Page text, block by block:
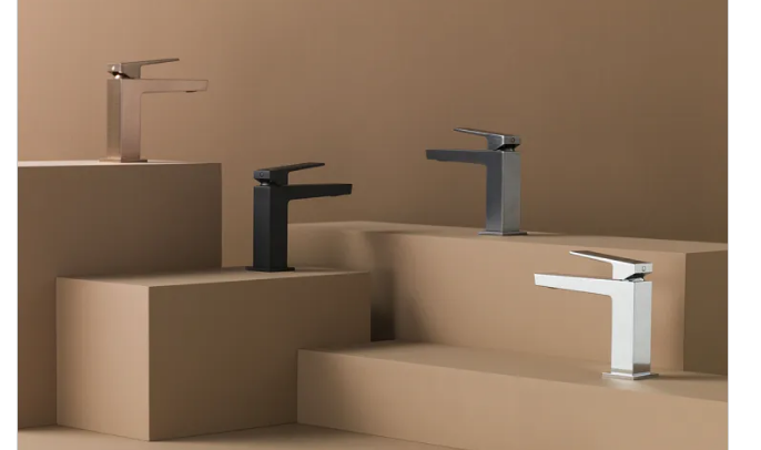
SQUARE Вилив на ванну,
NOKEN
SQUARE Зовнішня
змішувача для умивальника, без донного клапана, brushed copper (100318258)
Manufacturer:
Series:
6 578.60